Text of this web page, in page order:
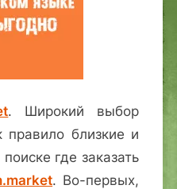
. Широкий выбор
близкие и
где заказать
. Во-первых,